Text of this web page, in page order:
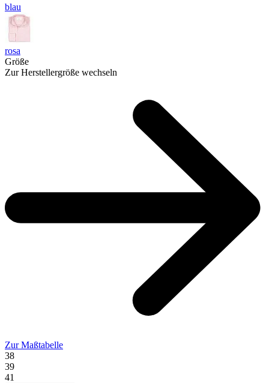
blau
rosa
Größe
Zur Herstellergröße wechseln
Zur Maßtabelle
38
39
41